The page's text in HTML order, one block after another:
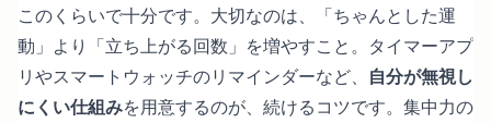
このくらいで十分です。大切なのは、「ちゃんとした運
動」より「立ち上がる回数」を増やすこと。タイマーアプ
リやスマートウォッチのリマインダーなど、 自分が無視し
にくい仕組みを用意するのが、続けるコツです。集中力の